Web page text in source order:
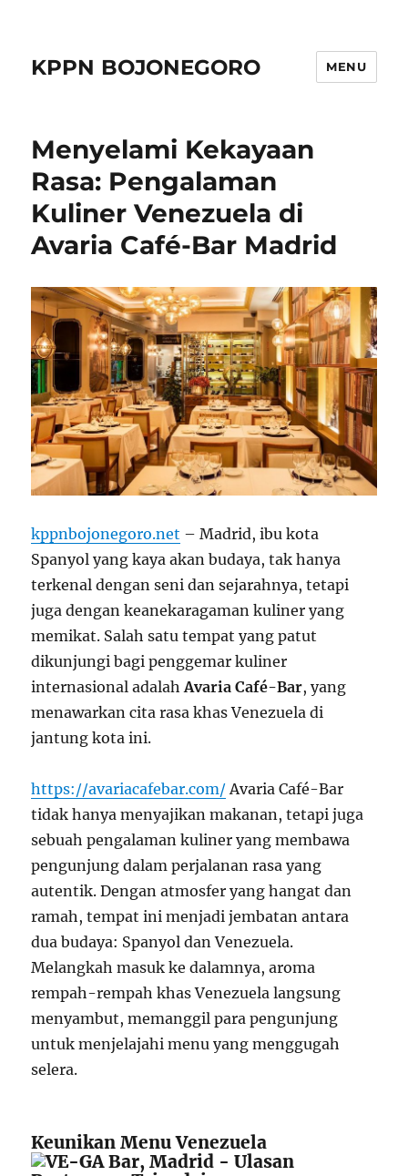
KPPN BOJONEGORO MENU
Menyelami Kekayaan
Rasa: Pengalaman
Kuliner Venezuela di
Avaria Café-Bar Madrid
kppnbojonegoro.net – Madrid, ibu kota
Spanyol yang kaya akan budaya, tak hanya
terkenal dengan seni dan sejarahnya, tetapi
juga dengan keanekaragaman kuliner yang
memikat. Salah satu tempat yang patut
dikunjungi bagi penggemar kuliner
internasional adalahAvaria Café-Bar, yang
menawarkan cita rasa khas Venezuela di
jantung kota ini.
https://avariacafebar.com/ Avaria Café-Bar
tidak hanya menyajikan makanan, tetapi juga
sebuah pengalaman kuliner yang membawa
pengunjung dalam perjalanan rasa yang
autentik. Dengan atmosfer yang hangat dan
ramah, tempat ini menjadi jembatan antara
dua budaya: Spanyol dan Venezuela.
Melangkah masuk ke dalamnya, aroma
rempah-rempah khas Venezuela langsung
menyambut, memanggil para pengunjung
untuk menjelajahi menu yang menggugah
selera.
Keunikan Menu Venezuela